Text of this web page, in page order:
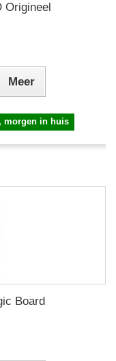
Origineel
Meer
morgen in huis
Board